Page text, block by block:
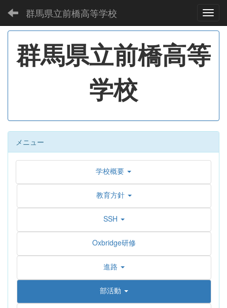
群馬県立前橋高等学校
群馬県立前橋高等
学校
メニュー
学校概要
教育方針
SSH
Oxbridge研修
進路
部活動